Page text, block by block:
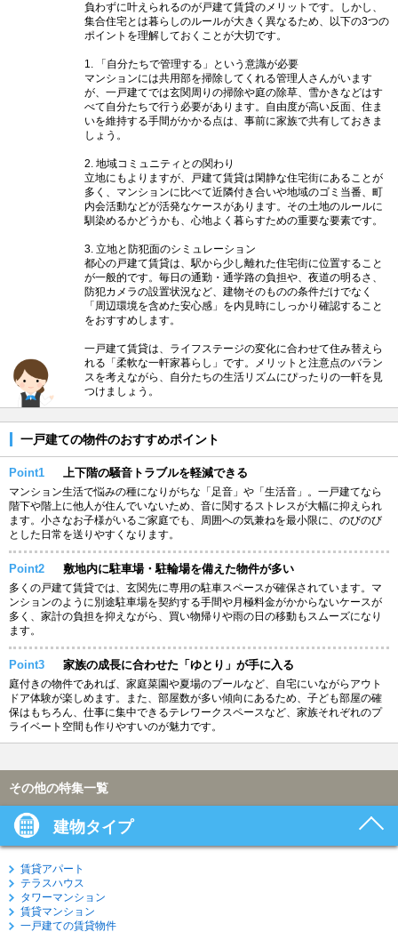
負わずに叶えられるのが戸建て賃貸のメリットです。しかし、
集合住宅とは暮らしのルールが大きく異なるため、以下の3つの
ポイントを理解しておくことが大切です。
1. 「自分たちで管理する」という意識が必要
マンションには共用部を掃除してくれる管理人さんがいます
が、一戸建てでは玄関周りの掃除や庭の除草、雪かきなどはす
べて自分たちで行う必要があります。自由度が高い反面、住ま
いを維持する手間がかかる点は、事前に家族で共有しておきま
しょう。
2. 地域コミュニティとの関わり
立地にもよりますが、戸建て賃貸は閑静な住宅街にあることが
多く、マンションに比べて近隣付き合いや地域のゴミ当番、町
内会活動などが活発なケースがあります。その土地のルールに
馴染めるかどうかも、心地よく暮らすための重要な要素です。
3. 立地と防犯面のシミュレーション
都心の戸建て賃貸は、駅から少し離れた住宅街に位置すること
が一般的です。毎日の通勤・通学路の負担や、夜道の明るさ、
防犯カメラの設置状況など、建物そのものの条件だけでなく
「周辺環境を含めた安心感」を内見時にしっかり確認すること
をおすすめします。
一戸建て賃貸は、ライフステージの変化に合わせて住み替えら
れる「柔軟な一軒家暮らし」です。メリットと注意点のバラン
スを考えながら、自分たちの生活リズムにぴったりの一軒を見
つけましょう。
一戸建ての物件のおすすめポイント
Point1 上下階の騒音トラブルを軽減できる
マンション生活で悩みの種になりがちな「足音」や「生活音」。一戸建てなら
階下や階上に他人が住んでいないため、音に関するストレスが大幅に抑えられ
ます。小さなお子様がいるご家庭でも、周囲への気兼ねを最小限に、のびのび
とした日常を送りやすくなります。
Point2 敷地内に駐車場・駐輪場を備えた物件が多い
多くの戸建て賃貸では、玄関先に専用の駐車スペースが確保されています。マ
ンションのように別途駐車場を契約する手間や月極料金がかからないケースが
多く、家計の負担を抑えながら、買い物帰りや雨の日の移動もスムーズになり
ます。
Point3 家族の成長に合わせた「ゆとり」が手に入る
庭付きの物件であれば、家庭菜園や夏場のプールなど、自宅にいながらアウト
ドア体験が楽しめます。また、部屋数が多い傾向にあるため、子ども部屋の確
保はもちろん、仕事に集中できるテレワークスペースなど、家族それぞれのプ
ライベート空間も作りやすいのが魅力です。
その他の特集一覧
建物タイプ
賃貸アパート
テラスハウス
タワーマンション
賃貸マンション
一戸建ての賃貸物件